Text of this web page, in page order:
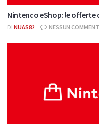
Nintendo eShop: le offerte
DI NUAS82 NESSUN